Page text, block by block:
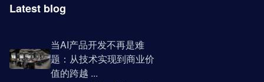
Latest blog
当AI产品开发不再是难
题：从技术实现到商业价
值的跨越 ...